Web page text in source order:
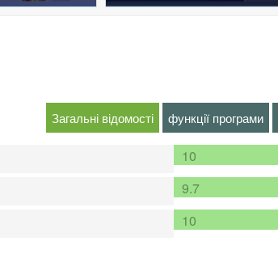
Загальні відомості функції програми
10
9.7
10